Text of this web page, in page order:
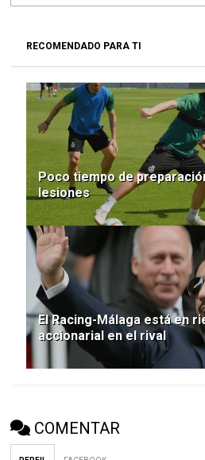
RECOMENDADO PARA TI
Poco tiempo de
lesiones
El Racing-Málaga está en
accionarial en el rival
COMENTAR